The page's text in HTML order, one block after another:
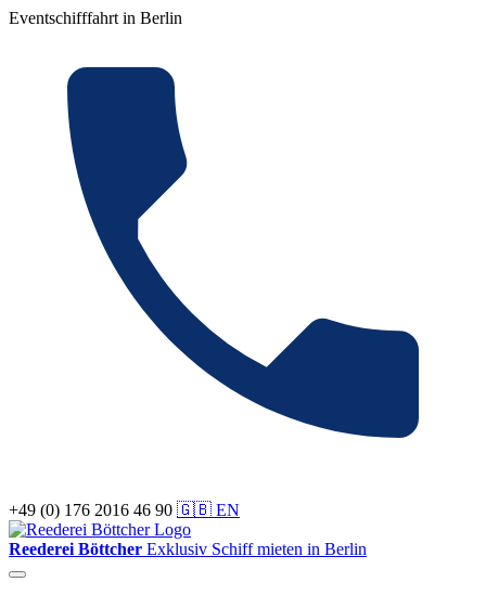
Eventschifffahrt in Berlin
+49 (0) 176 2016 46 90 🇬🇧 EN
Reederei Böttcher Exklusiv Schiff mieten in Berlin